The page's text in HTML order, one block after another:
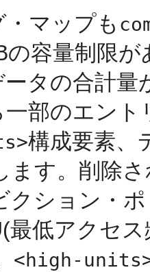
マップも
の容量制限
タの合計
部のエン
構成要素、
ます。削除
クション・
最低アクセ
<high-